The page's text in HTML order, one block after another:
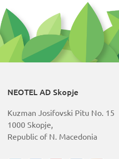
NEOTEL AD Skopje
Kuzman Josifovski Pitu No. 15
1000 Skopje,
Republic of N. Macedonia